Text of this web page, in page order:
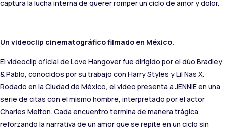
captura la lucha interna de querer romper un ciclo de amor y dolor.
Un videoclip cinematográfico filmado en México.
El videoclip oficial de Love Hangover fue dirigido por el dúo Bradley
& Pablo, conocidos por su trabajo con Harry Styles y Lil Nas X.
Rodado en la Ciudad de México, el video presenta a JENNIE en una
serie de citas con el mismo hombre, interpretado por el actor
Charles Melton. Cada encuentro termina de manera trágica,
reforzando la narrativa de un amor que se repite en un ciclo sin